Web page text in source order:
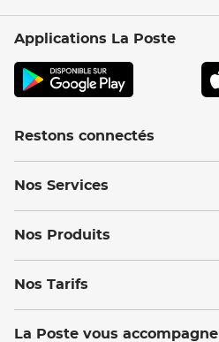
Applications La Poste
Restons connectés
Nos Services
Nos Produits
Nos Tarifs
La Poste vous accompagne